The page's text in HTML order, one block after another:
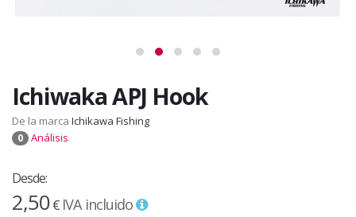
Ichiwaka APJ Hook
De la marca Ichikawa Fishing
0 Análisis
Desde:
2,50€ IVA incluido